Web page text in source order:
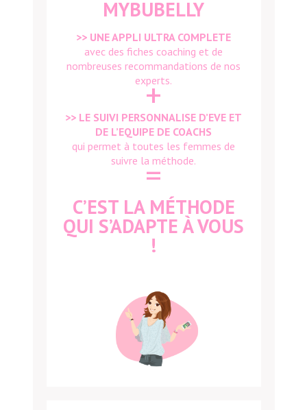
MYBUBELLY
>> UNE APPLI ULTRA COMPLETE
avec des fiches coaching et de
nombreuses recommandations de nos
experts.
+
>> LE SUIVI PERSONNALISE D’EVE ET
DE L’EQUIPE DE COACHS
qui permet à toutes les femmes de
suivre la méthode.
=
C’EST LA MÉTHODE
QUI S’ADAPTE À VOUS
!